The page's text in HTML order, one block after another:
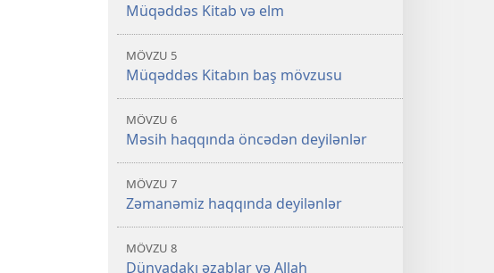
Müqəddəs Kitab və elm
MÖVZU 5
Müqəddəs Kitabın baş mövzusu
MÖVZU 6
Məsih haqqında öncədən deyilənlər
MÖVZU 7
Zəmanəmiz haqqında deyilənlər
MÖVZU 8
Dünyadakı əzablar və Allah